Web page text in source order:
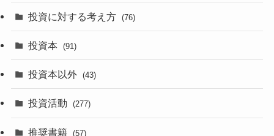
投資に対する考え方 (76)
投資本 (91)
投資本以外 (43)
投資活動 (277)
推奨書籍 (57)